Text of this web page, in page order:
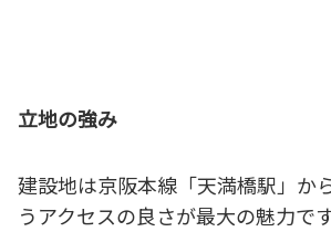
立地の強み
建設地は京阪本線「天満橋駅」か
うアクセスの良さが最大の魅力です